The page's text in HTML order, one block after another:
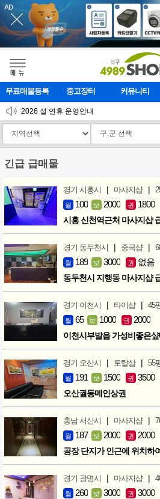
메    뉴
무료매물등록 중고장터 커뮤니티
2026 설 연휴 운영안내
[업데이트]모바일 하단 고정메뉴 추가
[업데이트] 개선사항 안내
긴급 급매물
경기 시흥시 | 마사지샵 |
월 100 보 2000 권 1800
시흥 신천역근처 마사지샵
경기 동두천시 | 중국샵 |
월 189 보 3000 권 없음
동두천시 지행동 마사지샵
경기 이천시 | 타이샵 | 45
월 65 보 1000 권 2000
이천시부발읍 가성비좋은
경기 오산시 | 토탈샵 | 55
월 191 보 1500 권 3500
오산궐동메인상권
충남 서산시 | 마사지샵 |
월 187 보 2000 권 2000
공장 단지가 인근에 위치하
경기 광명시 | 마사지샵 |
월 260 보 3000 권 3000